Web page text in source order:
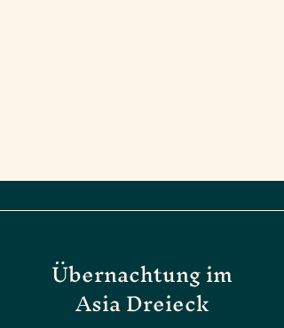
Übernachtung im
Asia Dreieck